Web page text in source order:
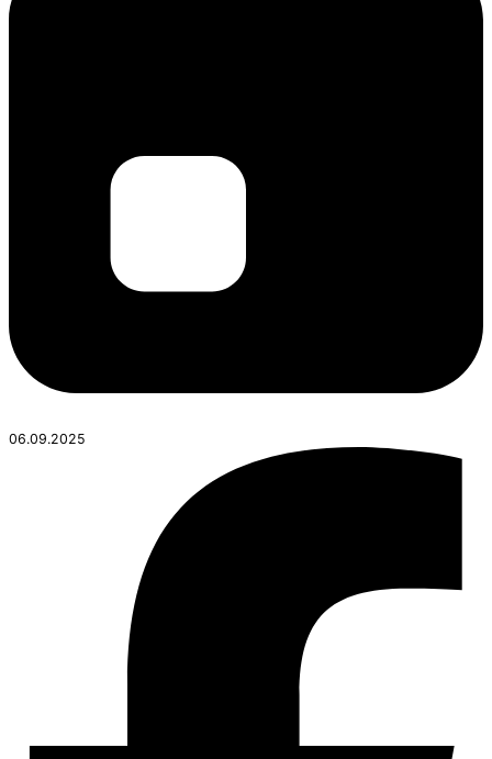
06.09.2025